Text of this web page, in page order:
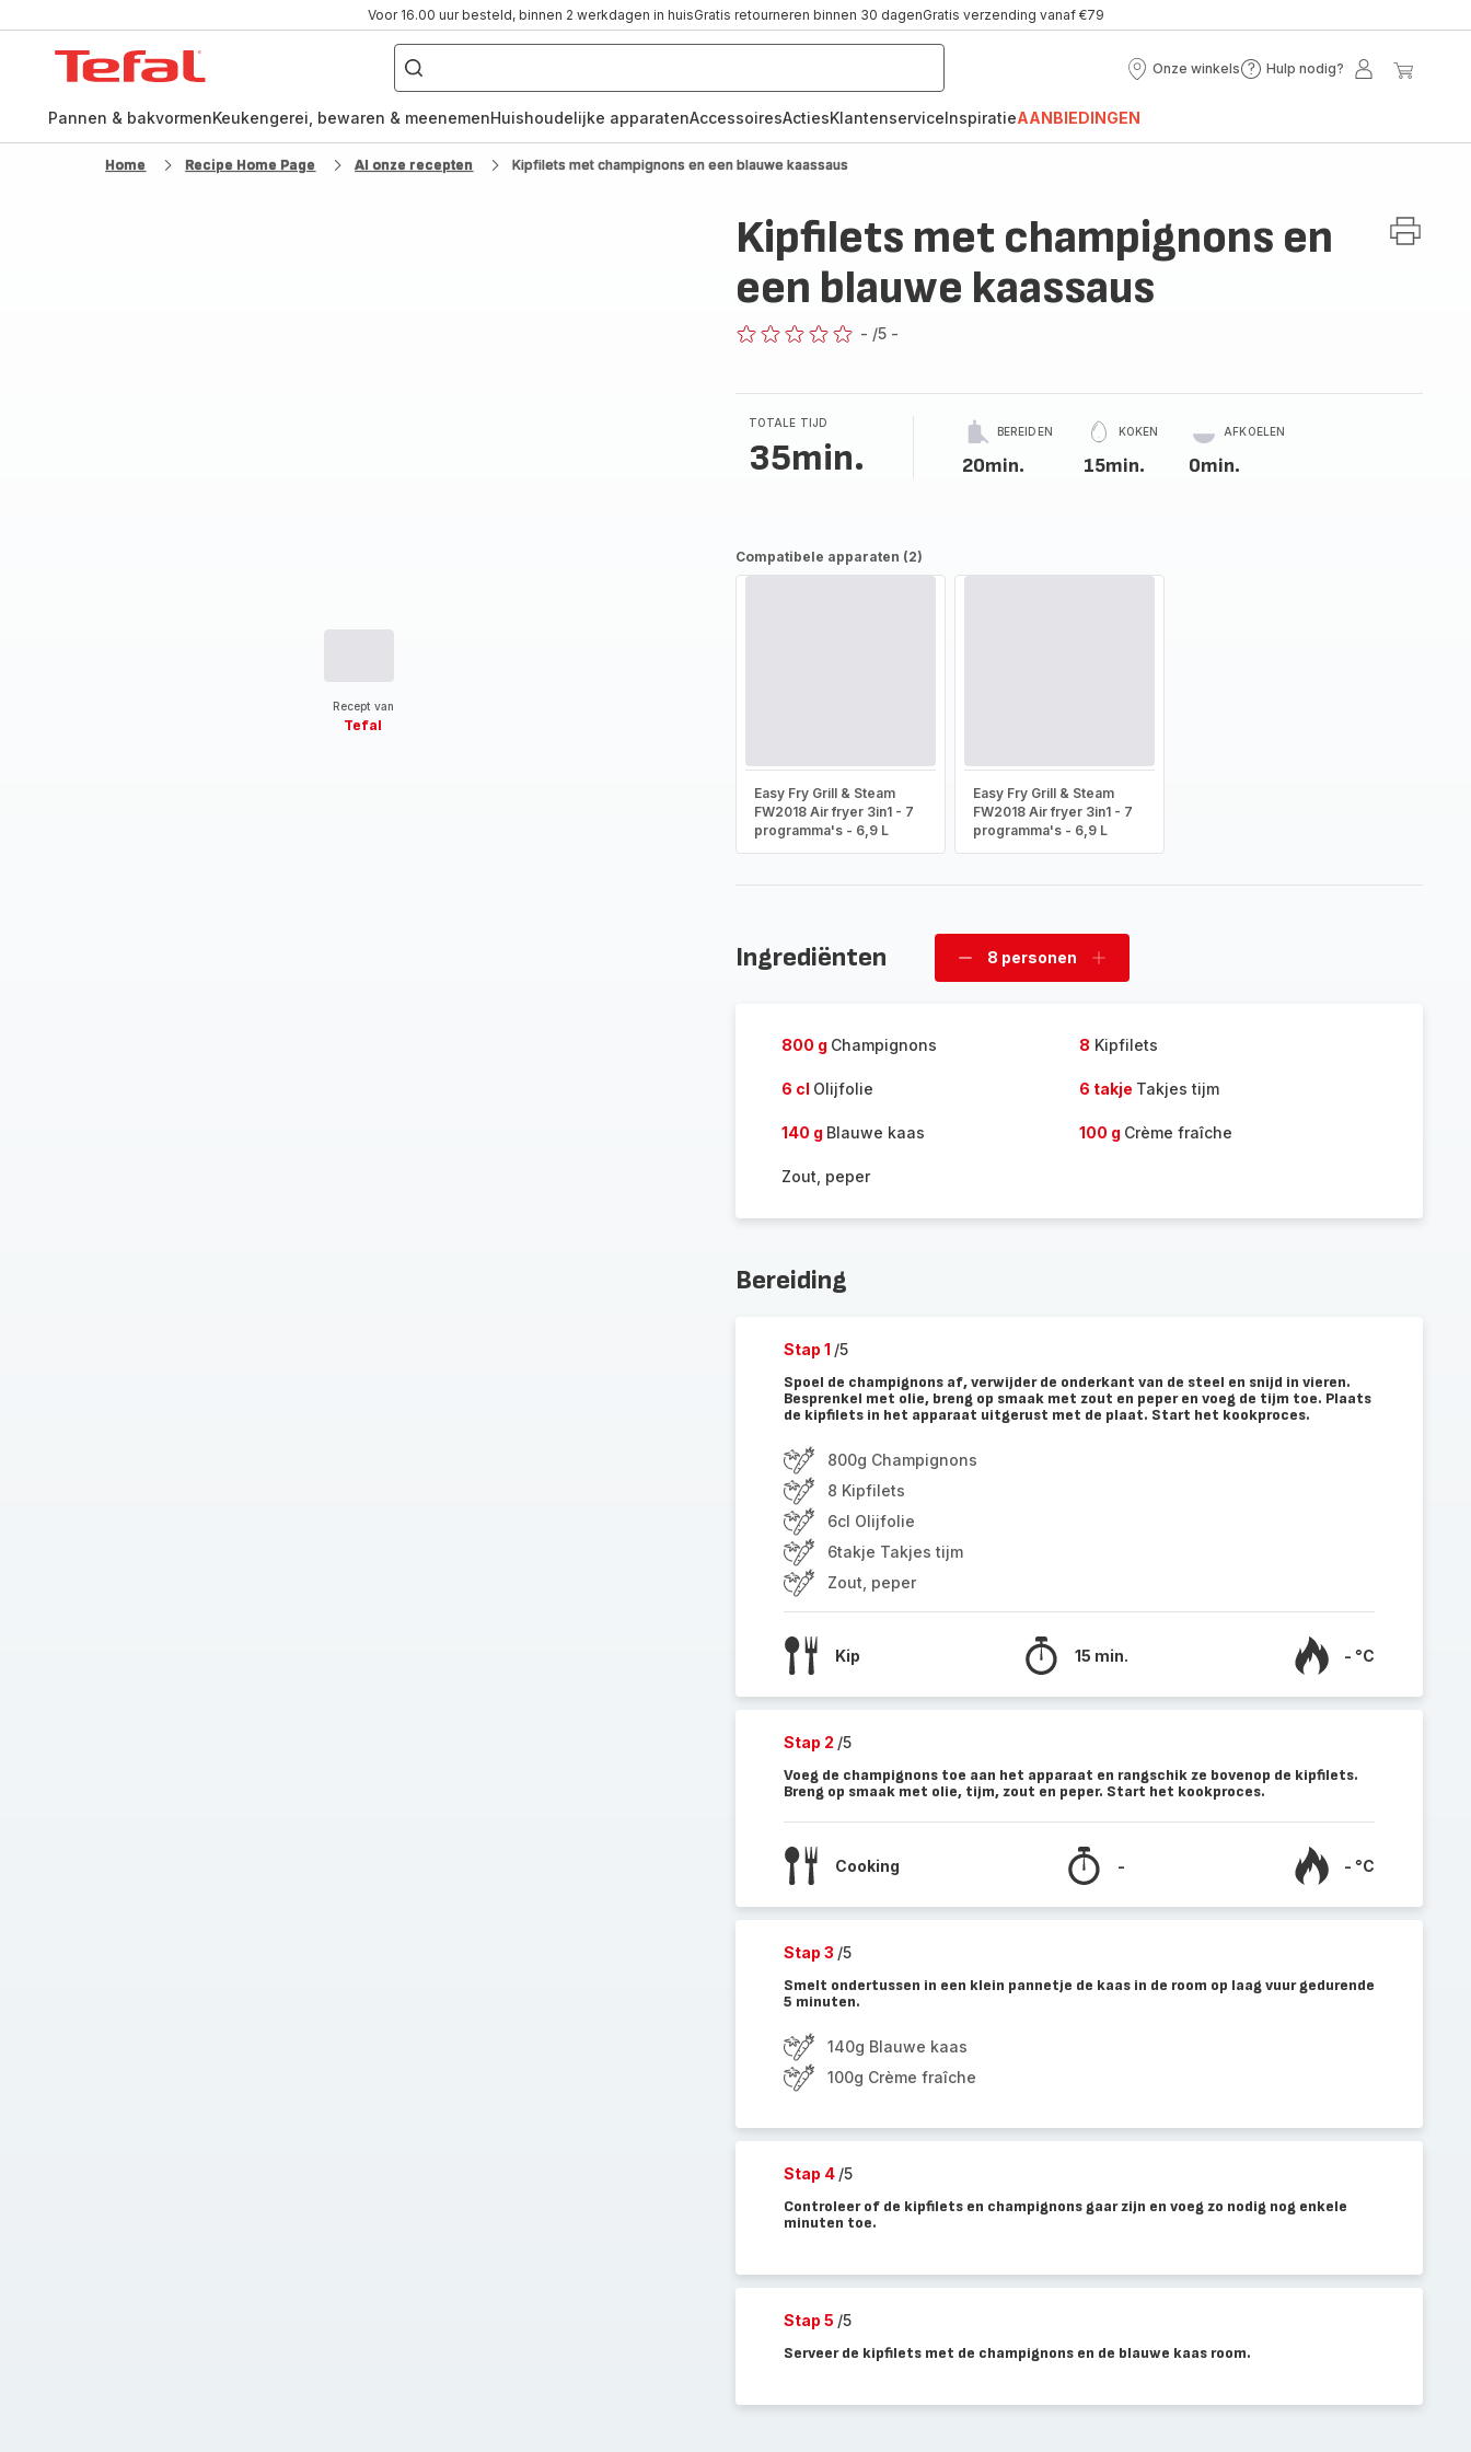
Voor 16.00 uur besteld, binnen 2 werkdagen in huisGratis retourneren binnen 30 dagenGratis verzending vanaf €79
Waar
ben
naar
Onze winkels
Onze
Hulp nodig?
Hulp
Mijn
Pannen & bakvormenKeukengerei, bewaren & meenemenHuishoudelijke apparatenAccessoiresActiesKlantenserviceInspiratieAANBIEDINGEN
Home Recipe Home Page Al onze recepten Kipfilets met champignons en een blauwe kaassaus
Recept van
Tefal
Kipfilets met champignons en
een blauwe kaassaus
- /5 -
TOTALE TIJD
35min.
BEREIDEN
20min.
KOKEN
15min.
AFKOELEN
0min.
Compatibele apparaten (2)
Easy Fry Grill & Steam
FW2018 Air fryer 3in1 - 7
programma's - 6,9 L
Easy Fry Grill & Steam
FW2018 Air fryer 3in1 - 7
programma's - 6,9 L
Ingrediënten
Verwijder
8 personen
Voeg
800 g Champignons 8 Kipfilets
6 cl Olijfolie 6 takje Takjes tijm
140 g Blauwe kaas 100 g Crème fraîche
Zout, peper
Bereiding
Stap 1 /5
Spoel de champignons af, verwijder de onderkant van de steel en snijd in vieren.
Besprenkel met olie, breng op smaak met zout en peper en voeg de tijm toe. Plaats
de kipfilets in het apparaat uitgerust met de plaat. Start het kookproces.
800g Champignons
8 Kipfilets
6cl Olijfolie
6takje Takjes tijm
Zout, peper
Kip 15 min. - °C
Stap 2 /5
Voeg de champignons toe aan het apparaat en rangschik ze bovenop de kipfilets.
Breng op smaak met olie, tijm, zout en peper. Start het kookproces.
Cooking - - °C
Stap 3 /5
Smelt ondertussen in een klein pannetje de kaas in de room op laag vuur gedurende
5 minuten.
140g Blauwe kaas
100g Crème fraîche
Stap 4 /5
Controleer of de kipfilets en champignons gaar zijn en voeg zo nodig nog enkele
minuten toe.
Stap 5 /5
Serveer de kipfilets met de champignons en de blauwe kaas room.